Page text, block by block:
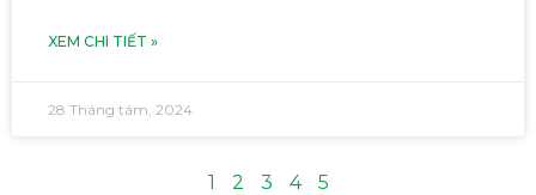
XEM CHI TIẾT »
28 Tháng tám, 2024
1 2 3 4 5